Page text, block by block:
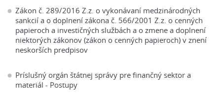
Zákon č. 289/2016 Z.z. o vykonávaní medzinárodných
sankcií a o doplnení zákona č. 566/2001 Z.z. o cenných
papieroch a investičných službách a o zmene a doplnení
niektorých zákonov (zákon o cenných papieroch) v znení
neskorších predpisov
Príslušný orgán štátnej správy pre finančný sektor a
materiál - Postupy